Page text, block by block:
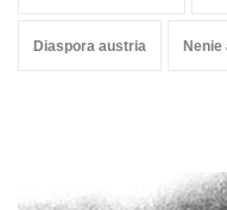
Diaspora austria